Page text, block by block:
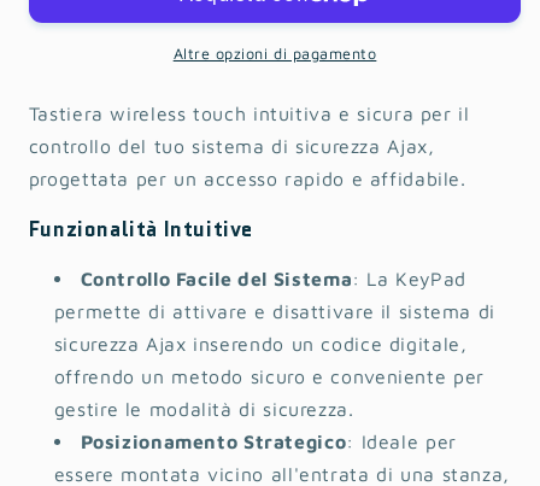
Altre opzioni di pagamento
Tastiera wireless touch intuitiva e sicura per il
controllo del tuo sistema di sicurezza Ajax,
progettata per un accesso rapido e affidabile.
Funzionalità Intuitive
Controllo Facile del Sistema: La KeyPad
permette di attivare e disattivare il sistema di
sicurezza Ajax inserendo un codice digitale,
offrendo un metodo sicuro e conveniente per
gestire le modalità di sicurezza.
Posizionamento Strategico: Ideale per
essere montata vicino all'entrata di una stanza,